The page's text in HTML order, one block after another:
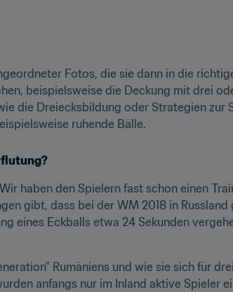
Fotos, die sie dann in die
beispielsweise die Deckung mit drei
die Dreiecksbildung oder Strategien zur
ruhende Bälle.
haben den Spielern fast schon einen
gibt, dass bei der WM 2018 in
eines Eckballs etwa 24 Sekunden
Rumäniens und wie sie sich für
anfangs nur im Inland aktive Spieler